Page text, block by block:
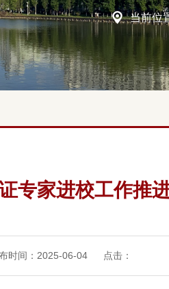
当前位
专家进校工作推
时间：2025-06-04 点击：